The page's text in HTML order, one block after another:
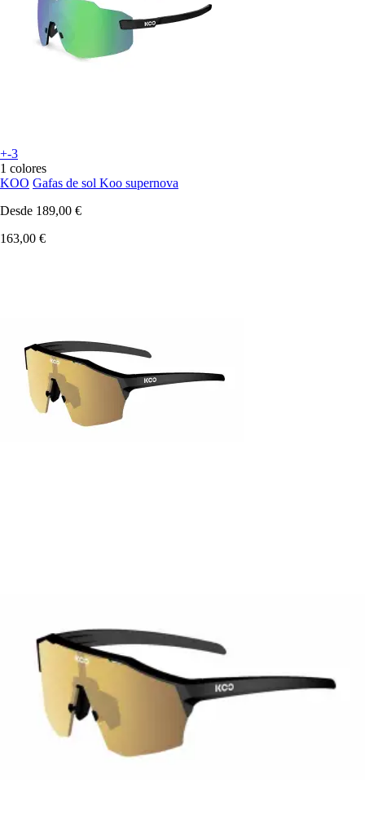
+-3
1 colores
KOO Gafas de sol Koo supernova
Desde 189,00 €
163,00 €